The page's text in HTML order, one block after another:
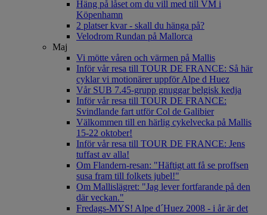
Häng på låset om du vill med till VM i
Köpenhamn
2 platser kvar - skall du hänga på?
Velodrom Rundan på Mallorca
Maj
Vi mötte våren och värmen på Mallis
Inför vår resa till TOUR DE FRANCE: Så här
cyklar vi motionärer uppför Alpe d Huez
Vår SUB 7.45-grupp gnuggar belgisk kedja
Inför vår resa till TOUR DE FRANCE:
Svindlande fart utför Col de Galibier
Välkommen till en härlig cykelvecka på Mallis
15-22 oktober!
Inför vår resa till TOUR DE FRANCE: Jens
tuffast av alla!
Om Flandern-resan: "Häftigt att få se proffsen
susa fram till folkets jubel!"
Om Mallislägret: "Jag lever fortfarande på den
där veckan."
Fredags-MYS! Alpe d´Huez 2008 - i år är det